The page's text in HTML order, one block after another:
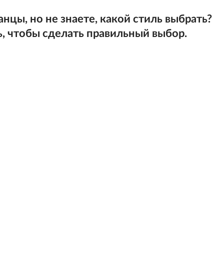
но не знаете, какой стиль выбрать?
чтобы сделать правильный выбор.